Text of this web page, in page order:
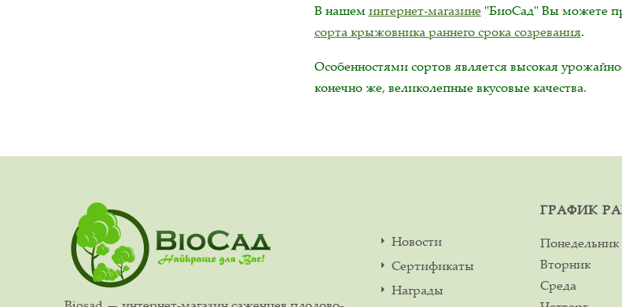
В нашем интернет-магазине "БиоСад" Вы можете
сорта крыжовника раннего срока созревания.
Особенностями сортов является высокая
конечно же, великолепные вкусовые качества.
Новости
Сертификаты
Награды
ГРАФИК
Понедельник
Вторник
Среда